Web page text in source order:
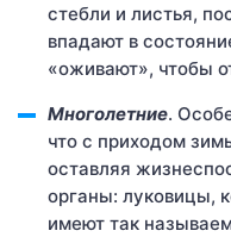
стебли и листья,
впадают в
«оживают», чтобы
Многолетние.
что с приходом
оставляя
органы: луковицы,
имеют так